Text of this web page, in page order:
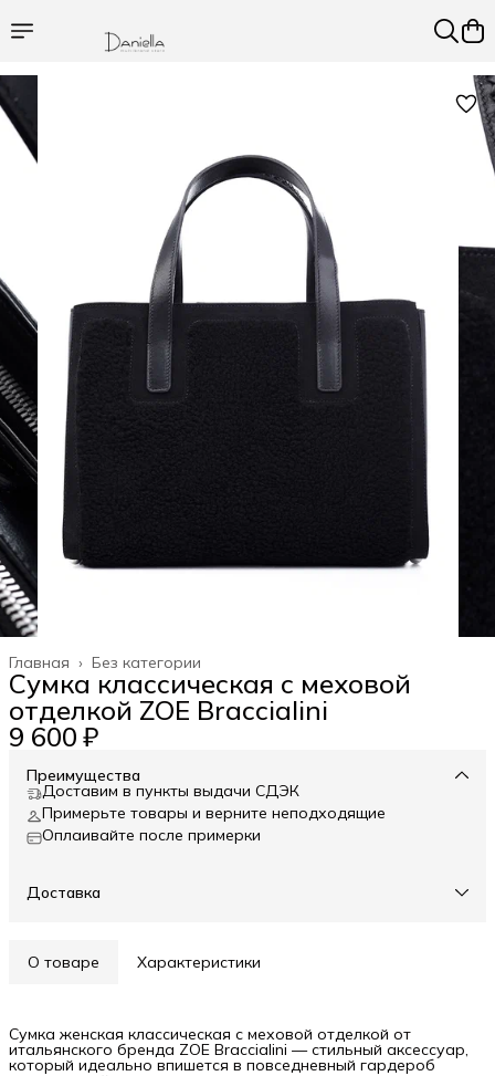
Без категории
Главная ›
Сумка классическая c меховой
отделкой ZOE Braccialini
9 600 ₽
Преимущества
Доставим в пункты выдачи СДЭК
Примерьте товары и верните неподходящие
Оплаивайте после примерки
Доставка
О товаре Характеристики
Сумка женская классическая с меховой отделкой от
итальянского бренда ZOE Braccialini — стильный аксессуар,
который идеально впишется в повседневный гардероб